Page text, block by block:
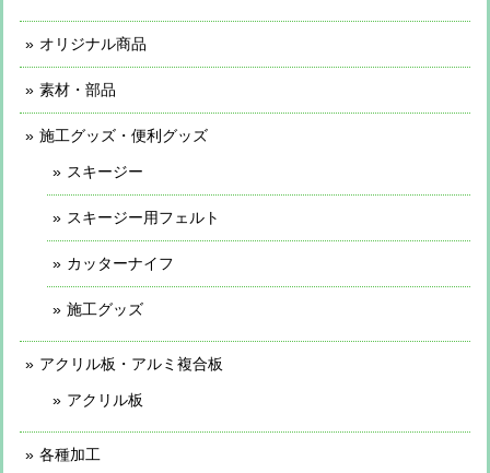
オリジナル商品
素材・部品
施工グッズ・便利グッズ
スキージー
スキージー用フェルト
カッターナイフ
施工グッズ
アクリル板・アルミ複合板
アクリル板
各種加工